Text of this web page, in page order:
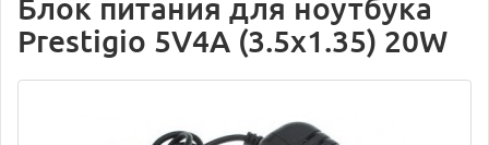
Блок питания для ноутбука
Prestigio 5V4A (3.5x1.35) 20W